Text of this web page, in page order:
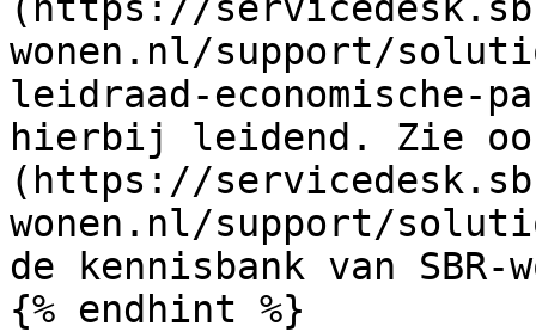
wonen.nl/support/
leidraad-economische-
hierbij leidend. Zie
(https://
wonen.nl/support/
de kennisbank van SBR-
{% endhint %}